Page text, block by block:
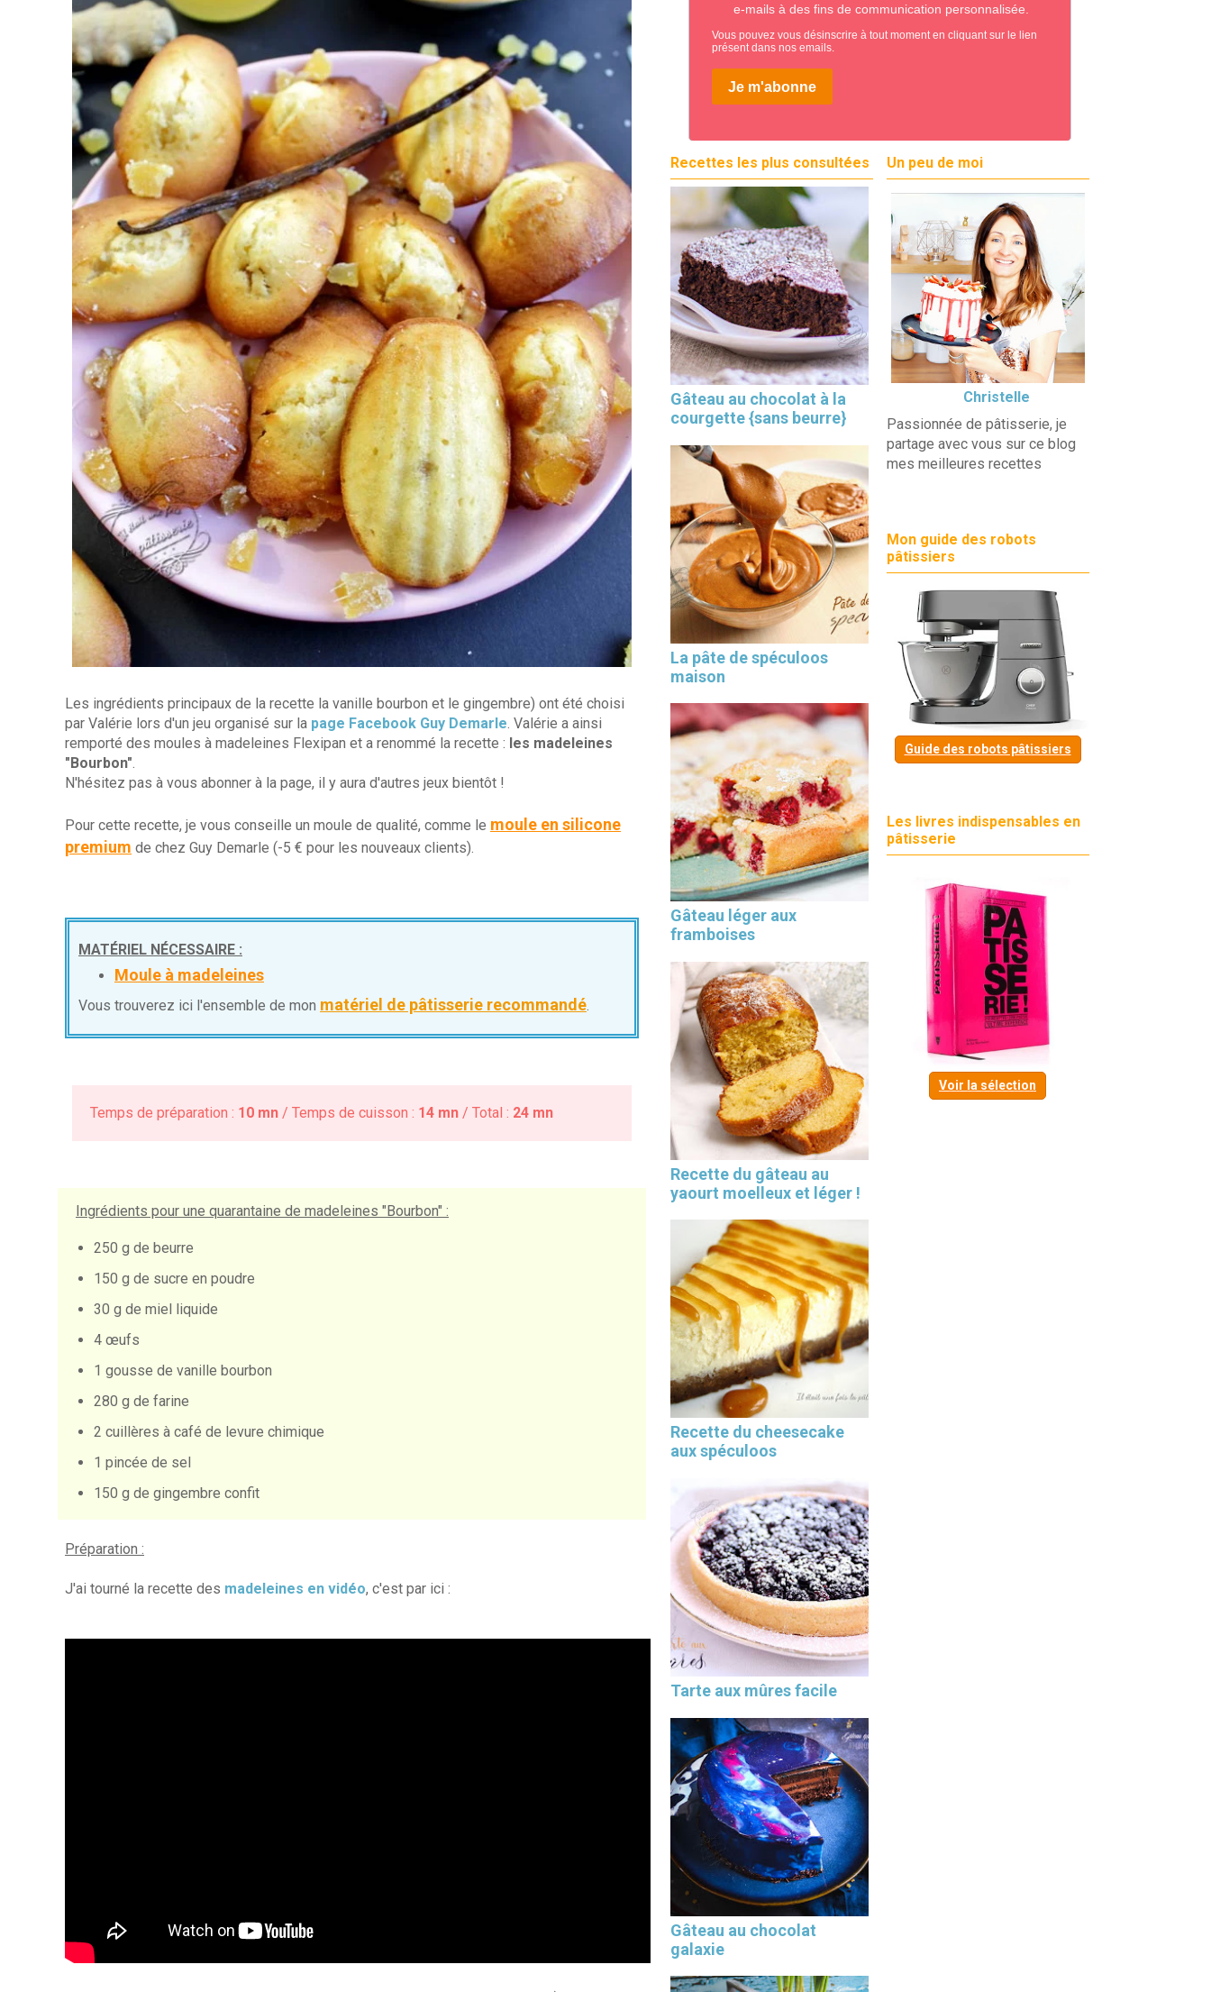
Les ingrédients principaux de la recette la vanille bourbon et le gingembre) ont été choisi
par Valérie lors d'un jeu organisé sur la page Facebook Guy Demarle . Valérie a ainsi
remporté des moules à madeleines Flexipan et a renommé la recette : les madeleines
"Bourbon"
N'hésitez pas à vous abonner à la page, il y aura d'autres jeux bientôt !
Pour cette recette, je vous conseille un moule de qualité, comme le moule en silicone
premium de chez Guy Demarle (-5 € pour les nouveaux clients).
MATÉRIEL NÉCESSAIRE :
Moule à madeleines
Vous trouverez ici l'ensemble de mon matériel de pâtisserie recommandé
Temps de préparation : 10 mn / Temps de cuisson : 14 mn / Total : 24 mn
Ingrédients pour une quarantaine de madeleines "Bourbon" :
250 g de beurre
150 g de sucre en poudre
30 g de miel liquide
4 œufs
1 gousse de vanille bourbon
280 g de farine
2 cuillères à café de levure chimique
1 pincée de sel
150 g de gingembre confit
Préparation :
J'ai tourné la recette des madeleines en vidéo, c'est par ici :
Recettes les plus consultées
Gâteau au chocolat à la
courgette {sans beurre}
La pâte de spéculoos
maison
Gâteau léger aux
framboises
Recette du gâteau au
yaourt moelleux et léger !
Recette du cheesecake
aux spéculoos
Tarte aux mûres facile
Gâteau au chocolat
galaxie
Un peu de moi
Christelle
Passionnée de pâtisserie, je
partage avec vous sur ce blog
mes meilleures recettes
Mon guide des robots
pâtissiers
Guide des robots pâtissiers
Les livres indispensables en
pâtisserie
Voir la sélection
×
Les 30 outils indispensables
EN PÂTISSERIE